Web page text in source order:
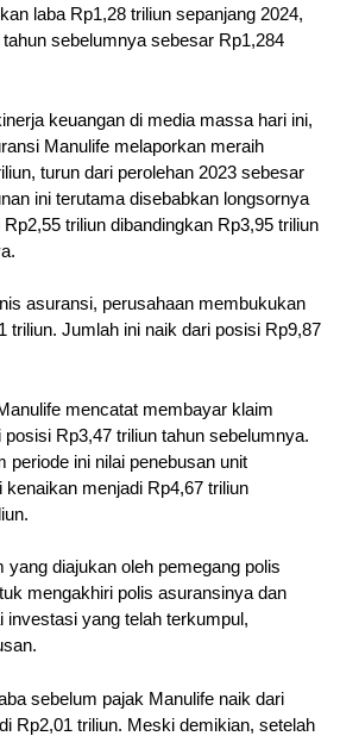
laba Rp1,28 triliun sepanjang 2024,
sebelumnya sebesar Rp1,284
keuangan di media massa hari ini,
Manulife melaporkan meraih
turun dari perolehan 2023 sebesar
ini terutama disebabkan longsornya
triliun dibandingkan Rp3,95 triliun
asuransi, perusahaan membukukan
triliun. Jumlah ini naik dari posisi Rp9,87
mencatat membayar klaim
Rp3,47 triliun tahun sebelumnya.
periode ini nilai penebusan unit
menjadi Rp4,67 triliun
yang diajukan oleh pemegang polis
mengakhiri polis asuransinya dan
investasi yang telah terkumpul,
sebelum pajak Manulife naik dari
Rp2,01 triliun. Meski demikian, setelah